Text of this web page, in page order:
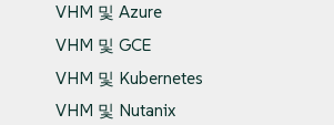
VHM 및 Azure
VHM 및 GCE
VHM 및 Kubernetes
VHM 및 Nutanix